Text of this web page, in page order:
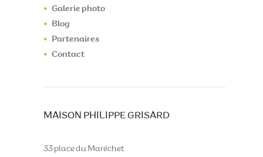
Galerie photo
Blog
Partenaires
Contact
MAISON PHILIPPE GRISARD
33 place du Maréchet